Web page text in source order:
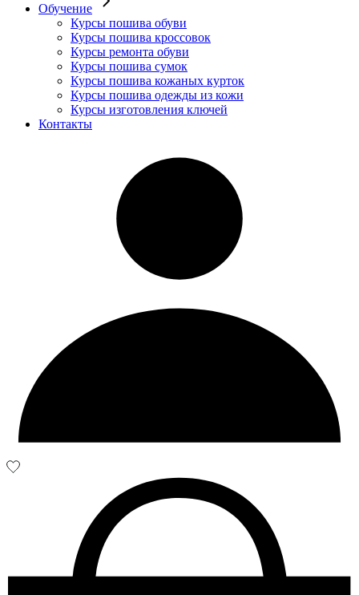
Обучение
Курсы пошива обуви
Курсы пошива кроссовок
Курсы ремонта обуви
Курсы пошива сумок
Курсы пошива кожаных курток
Курсы пошива одежды из кожи
Курсы изготовления ключей
Контакты